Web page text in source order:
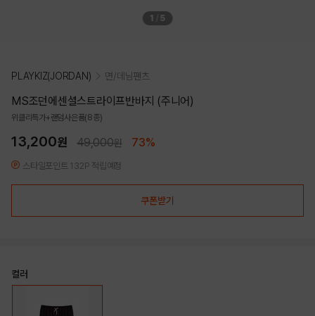
1 5
PLAYKIZ(JORDAN) 면/데님팬츠
MS조던에센셜스트라이프반바지 (주니어)
위클리특가+랜덤사은품(8종)
13,200원 49,000원 73%
스타일포인트 132P 적립예정
쿠폰받기
컬러